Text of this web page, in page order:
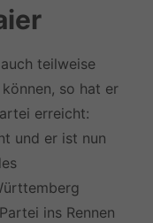
teilweise
so hat er
erreicht:
und er ist nun
ins Rennen